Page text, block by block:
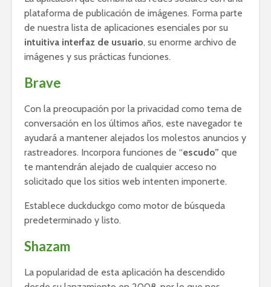
plataforma de publicación de imágenes. Forma parte
de nuestra lista de aplicaciones esenciales por su
intuitiva interfaz de usuario, su enorme archivo de
imágenes y sus prácticas funciones.
Brave
Con la preocupación por la privacidad como tema de
conversación en los últimos años, este navegador te
ayudará a mantener alejados los molestos anuncios y
rastreadores. Incorpora funciones de “escudo” que
te mantendrán alejado de cualquier acceso no
solicitado que los sitios web intenten imponerte.
Establece duckduckgo como motor de búsqueda
predeterminado y listo.
Shazam
La popularidad de esta aplicación ha descendido